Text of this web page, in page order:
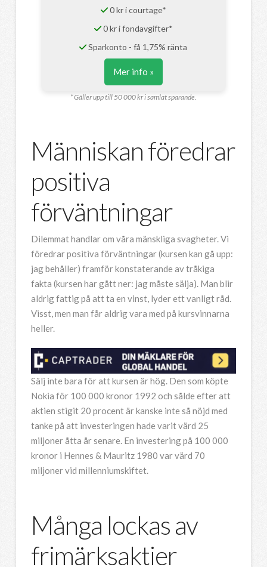
0 kr i courtage*
0 kr i fondavgifter*
Sparkonto - få 1,75% ränta
Mer info »
* Gäller upp till 50 000 kr i samlat sparande.
Människan föredrar
positiva
förväntningar
Dilemmat handlar om våra mänskliga svagheter. Vi
föredrar positiva förväntningar (kursen kan gå upp:
jag behåller) framför konstaterande av tråkiga
fakta (kursen har gått ner: jag måste sälja). Man blir
aldrig fattig på att ta en vinst, lyder ett vanligt råd.
Visst, men man får aldrig vara med på kursvinnarna
heller.
Sälj inte bara för att kursen är hög. Den som köpte
Nokia för 100 000 kronor 1992 och sålde efter att
aktien stigit 20 procent är kanske inte så nöjd med
tanke på att investeringen hade varit värd 25
miljoner åtta år senare. En investering på 100 000
kronor i Hennes & Mauritz 1980 var värd 70
miljoner vid millenniumskiftet.
Många lockas av
frimärksaktier